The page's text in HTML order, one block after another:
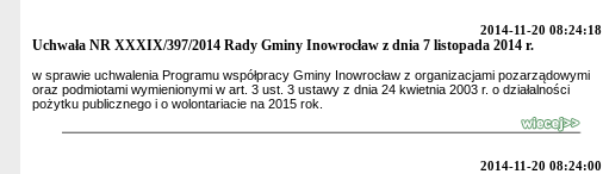
2014-11-20 08:24:18
Uchwała NR XXXIX/397/2014 Rady Gminy Inowrocław z dnia 7 listopada 2014 r.
w sprawie uchwalenia Programu współpracy Gminy Inowrocław z organizacjami pozarządowymi
oraz podmiotami wymienionymi w art. 3 ust. 3 ustawy z dnia 24 kwietnia 2003 r. o działalności
pożytku publicznego i o wolontariacie na 2015 rok.
2014-11-20 08:24:00